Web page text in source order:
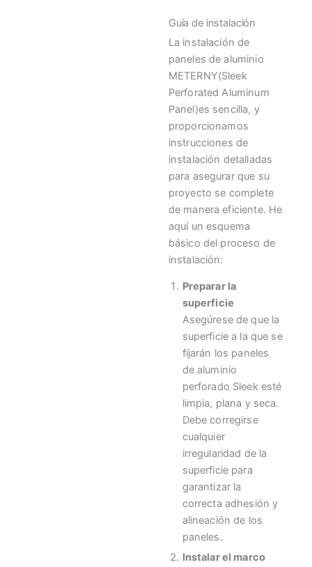
Guía de instalación
La instalación de
paneles de aluminio
METERNY(Sleek
Perforated Aluminum
Panel)es sencilla, y
proporcionamos
instrucciones de
instalación detalladas
para asegurar que su
proyecto se complete
de manera eficiente. He
aquí un esquema
básico del proceso de
instalación:
Preparar la
superficie
Asegúrese de que la
superficie a la que se
fijarán los paneles
de aluminio
perforado Sleek esté
limpia, plana y seca.
Debe corregirse
cualquier
irregularidad de la
superficie para
garantizar la
correcta adhesión y
alineación de los
paneles.
Instalar el marco